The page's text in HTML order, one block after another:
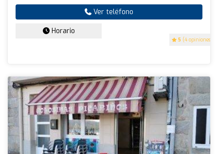
5 (4 opiniones)
Ver teléfono
Horario